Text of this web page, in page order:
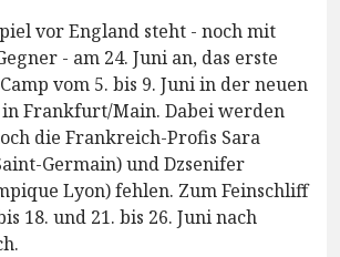
vor England steht - noch mit
- am 24. Juni an, das erste
vom 5. bis 9. Juni in der neuen
in Frankfurt/Main. Dabei werden
die Frankreich-Profis Sara
Germain) und Dzsenifer
Lyon) fehlen. Zum Feinschliff
18. und 21. bis 26. Juni nach